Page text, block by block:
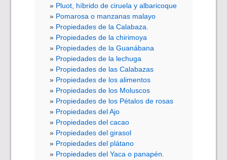
Pluot, híbrido de ciruela y albaricoque
Pomarosa o manzanas malayo
Propiedades de la Calabaza.
Propiedades de la chirimoya
Propiedades de la Guanábana
Propiedades de la lechuga
Propiedades de las Calabazas
Propiedades de los alimentos
Propiedades de los Moluscos
Propiedades de los Pétalos de rosas
Propiedades del Ajo
Propiedades del cacao
Propiedades del girasol
Propiedades del plátano
Propiedades del Yaca o panapén.